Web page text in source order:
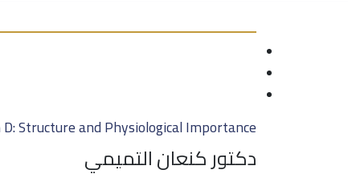
Structure and Physiological Importance
دكتور كنعان التميمي